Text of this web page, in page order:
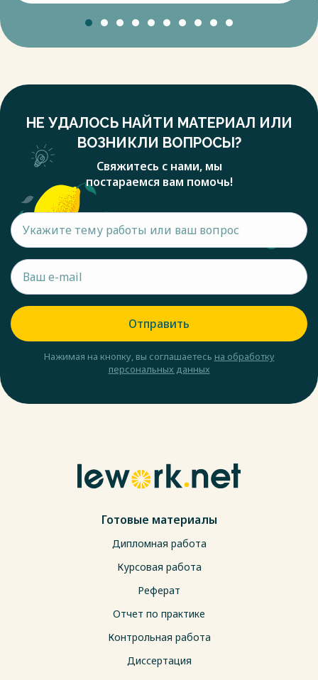
НЕ УДАЛОСЬ НАЙТИ МАТЕРИАЛ ИЛИ
ВОЗНИКЛИ ВОПРОСЫ?
Свяжитесь с нами, мы
постараемся вам помочь!
Отправить
Нажимая на кнопку, вы соглашаетесь на обработку
персональных данных
Готовые материалы
Дипломная работа
Курсовая работа
Реферат
Отчет по практике
Контрольная работа
Диссертация